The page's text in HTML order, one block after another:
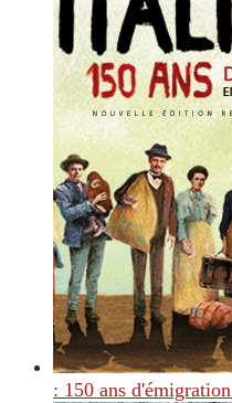
: 150 ans d'émigration